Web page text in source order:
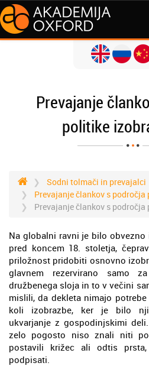
Prevajanje
politike
Sodni tolmači in prevajalci
Prevajanje člankov s področja
Prevajanje člankov s
Na globalni ravni je bilo
pred koncem 18. stoletja,
priložnost pridobiti osnovno
glavnem rezervirano samo
družbenega sloja in to v večini
mislili, da dekleta nimajo
koli izobrazbe, ker je bilo
ukvarjanje z gospodinjskimi
zelo pogosto niso znali niti
postavili križec ali odtis
podpisati.